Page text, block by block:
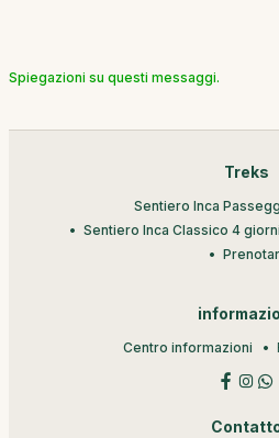
Spiegazioni su questi messaggi.
Treks
Sentiero Inca
Sentiero Inca Classico 4 giorni
Centro informazioni